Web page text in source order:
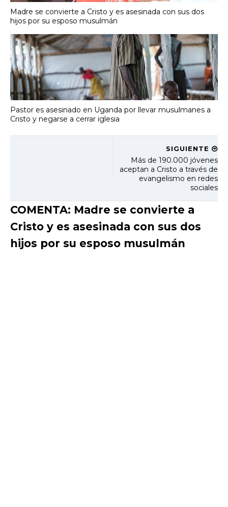
Madre se convierte a Cristo y es asesinada con sus dos
hijos por su esposo musulmán
Pastor es asesinado en Uganda por llevar musulmanes a
Cristo y negarse a cerrar iglesia
SIGUIENTE
Más de 190.000 jóvenes
aceptan a Cristo a través de
evangelismo en redes
sociales
COMENTA: Madre se convierte a
Cristo y es asesinada con sus dos
hijos por su esposo musulmán